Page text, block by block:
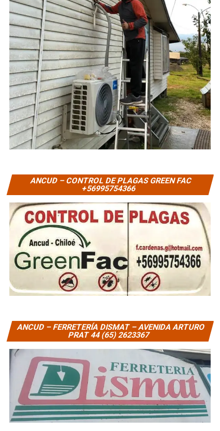
ANCUD – CONTROL DE PLAGAS GREEN FAC
+56995754366
ANCUD – FERRETERÍA DISMAT – AVENIDA ARTURO
PRAT 44 (65) 2623367